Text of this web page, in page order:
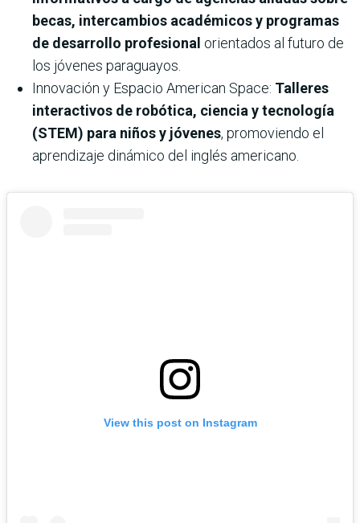
becas, intercambios académicos y programas
de desarrollo profesional orientados al futuro de
los jóvenes paraguayos.
Innovación y Espacio American Space: Talleres
interactivos de robótica, ciencia y tecnología
(STEM) para niños y jóvenes, promoviendo el
aprendizaje dinámico del inglés americano.
View this post on Instagram